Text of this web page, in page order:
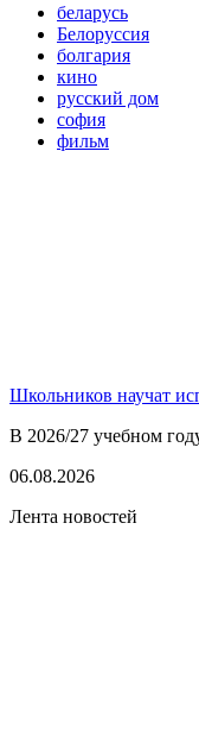
беларусь
Белоруссия
болгария
кино
русский дом
софия
фильм
Школьников научат
В 2026/27 учебном
06.08.2026
Лента новостей